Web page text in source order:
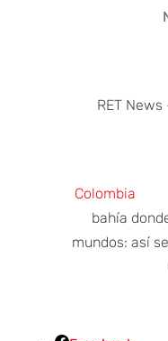
RET News
Colombia
bahía
mundos: así